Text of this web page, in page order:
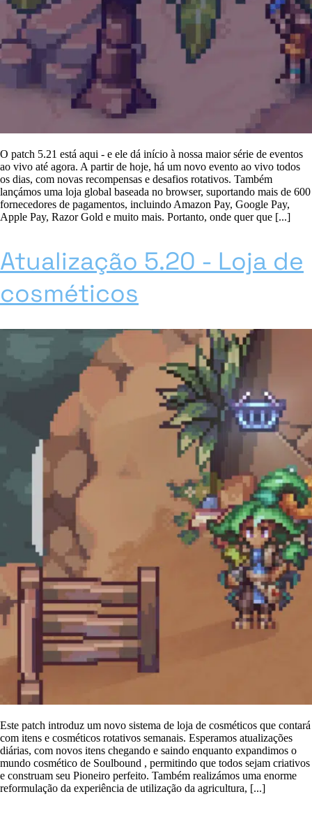
O patch 5.21 está aqui - e ele dá início à nossa maior série de eventos
ao vivo até agora. A partir de hoje, há um novo evento ao vivo todos
os dias, com novas recompensas e desafios rotativos. Também
lançámos uma loja global baseada no browser, suportando mais de 600
fornecedores de pagamentos, incluindo Amazon Pay, Google Pay,
Apple Pay, Razor Gold e muito mais. Portanto, onde quer que [...]
Atualização 5.20 - Loja de
cosméticos
Este patch introduz um novo sistema de loja de cosméticos que contará
com itens e cosméticos rotativos semanais. Esperamos atualizações
diárias, com novos itens chegando e saindo enquanto expandimos o
mundo cosmético de Soulbound , permitindo que todos sejam criativos
e construam seu Pioneiro perfeito. Também realizámos uma enorme
reformulação da experiência de utilização da agricultura, [...]